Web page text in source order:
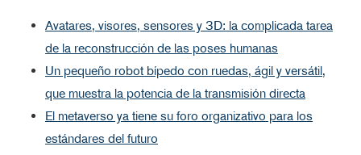
Avatares, visores, sensores y 3D: la complicada tarea
de la reconstrucción de las poses humanas
Un pequeño robot bípedo con ruedas, ágil y versátil,
que muestra la potencia de la transmisión directa
El metaverso ya tiene su foro organizativo para los
estándares del futuro